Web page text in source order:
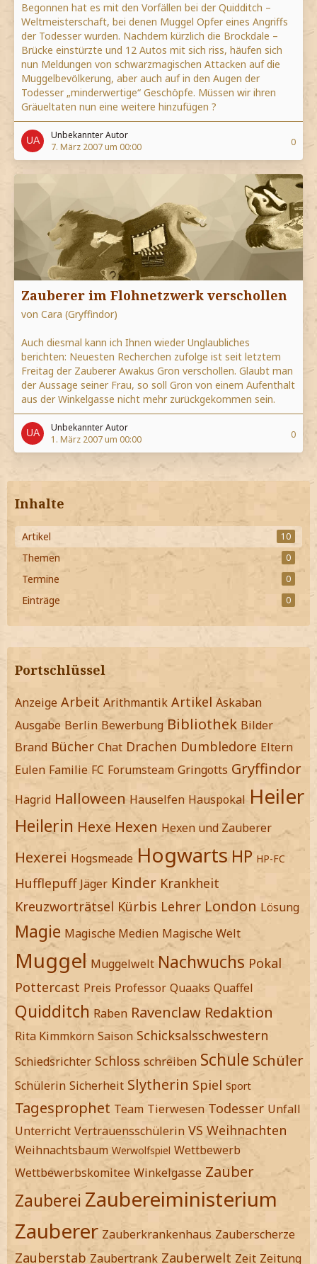
Begonnen hat es mit den Vorfällen bei der Quidditch –
Weltmeisterschaft, bei denen Muggel Opfer eines Angriffs
der Todesser wurden. Nachdem kürzlich die Brockdale –
Brücke einstürzte und 12 Autos mit sich riss, häufen sich
nun Meldungen von schwarzmagischen Attacken auf die
Muggelbevölkerung, aber auch auf in den Augen der
Todesser „minderwertige“ Geschöpfe. Müssen wir ihren
Gräueltaten nun eine weitere hinzufügen ?
Unbekannter Autor
7. März 2007 um 00:00
0
Zauberer im Flohnetzwerk verschollen
von Cara (Gryffindor)
Auch diesmal kann ich Ihnen wieder Unglaubliches
berichten: Neuesten Recherchen zufolge ist seit letztem
Freitag der Zauberer Awakus Gron verschollen. Glaubt man
der Aussage seiner Frau, so soll Gron von einem Aufenthalt
aus der Winkelgasse nicht mehr zurückgekommen sein.
Unbekannter Autor
1. März 2007 um 00:00
0
Inhalte
Artikel 10
Themen 0
Termine 0
Einträge 0
Portschlüssel
Anzeige Arbeit Arithmantik Artikel Askaban
Ausgabe Berlin Bewerbung Bibliothek Bilder
Brand Bücher Chat Drachen Dumbledore Eltern
Eulen Familie FC Forumsteam Gringotts Gryffindor
Hagrid Halloween Hauselfen Hauspokal Heiler
Heilerin Hexe Hexen Hexen und Zauberer
Hexerei Hogsmeade Hogwarts HP HP-FC
Hufflepuff Jäger Kinder Krankheit
Kreuzworträtsel Kürbis Lehrer London Lösung
Magie Magische Medien Magische Welt
Muggel Muggelwelt Nachwuchs Pokal
Pottercast Preis Professor Quaaks Quaffel
Quidditch Raben Ravenclaw Redaktion
Rita Kimmkorn Saison Schicksalsschwestern
Schiedsrichter Schloss schreiben Schule Schüler
Schülerin Sicherheit Slytherin Spiel Sport
Tagesprophet Team Tierwesen Todesser Unfall
Unterricht Vertrauensschülerin VS Weihnachten
Weihnachtsbaum Werwolfspiel Wettbewerb
Wettbewerbskomitee Winkelgasse Zauber
Zauberei Zaubereiministerium
Zauberer Zauberkrankenhaus Zauberscherze
Zauberstab Zaubertrank Zauberwelt Zeit Zeitung